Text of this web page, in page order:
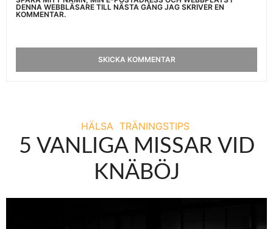
DENNA WEBBLÄSARE TILL NÄSTA GÅNG JAG SKRIVER EN
KOMMENTAR.
HÄLSA TRÄNINGSTIPS
5 VANLIGA MISSAR VID
KNÄBÖJ